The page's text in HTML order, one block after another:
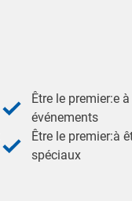
Être le premier:e
événements
Être le premier:à
spéciaux